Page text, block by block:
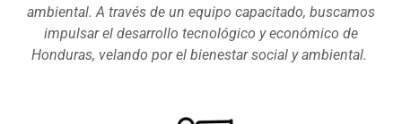
ambiental. A través de un equipo capacitado, buscamos
impulsar el desarrollo tecnológico y económico de
Honduras, velando por el bienestar social y ambiental.